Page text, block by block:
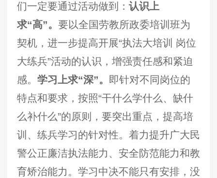
们一定要通过活动做到： 认识上
求“高”。 要以全国劳教所政委培训班为
契机，进一步提高开展“执法大培训 岗位
大练兵”活动的认识，增强责任感和紧迫
感。 学习上求“深”。 即针对不同岗位的
特点和要求，按照“干什么学什么、缺什
么补什么”的原则，要突出重点，提高培
训、练兵学习的针对性。着力提升广大民
警公正廉洁执法能力、安全防范能力和教
育矫治能力。学习中决不能只有安排，没